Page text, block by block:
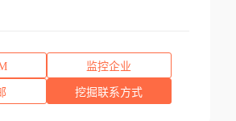
监控企业
挖掘联系方式